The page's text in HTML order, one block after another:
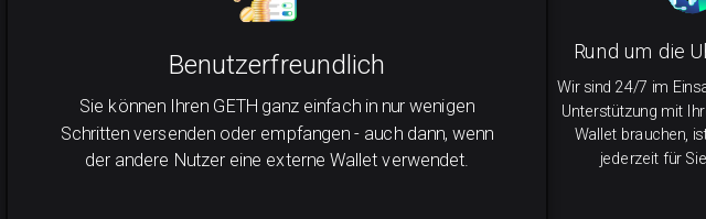
Benutzerfreundlich
Sie können Ihren GETH ganz einfach in nur wenigen
Schritten versenden oder empfangen - auch dann, wenn
der andere Nutzer eine externe Wallet verwendet.
Rund um die
Wir sind 24/7 im
Unterstützung mit
Wallet brauchen,
jederzeit für